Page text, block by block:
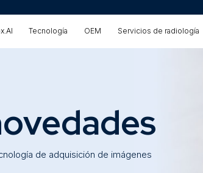
Tecnología OEM Servicios de radiología
de adquisición de imágenes